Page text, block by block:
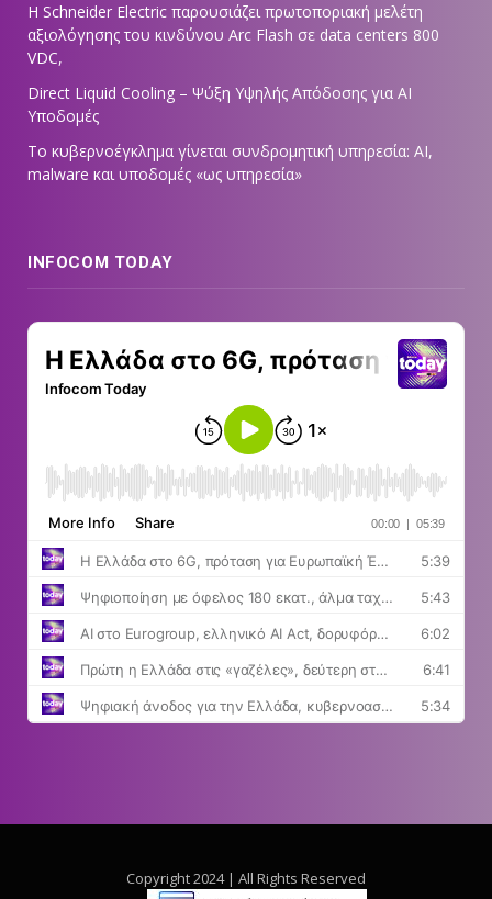
Η Schneider Electric παρουσιάζει πρωτοποριακή μελέτη
αξιολόγησης του κινδύνου Arc Flash σε data centers 800
VDC,
Direct Liquid Cooling – Ψύξη Υψηλής Απόδοσης για AI
Υποδομές
Το κυβερνοέγκλημα γίνεται συνδρομητική υπηρεσία: AI,
malware και υποδομές «ως υπηρεσία»
INFOCOM TODAY
Copyright 2024 | All Rights Reserved